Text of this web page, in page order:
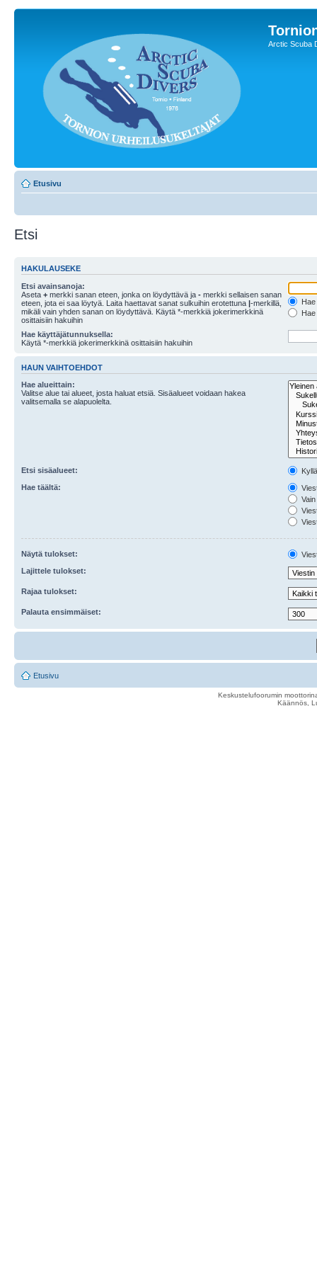
Arctic Scuba
Etusivu
Etsi
HAKULAUSEKE
Etsi avainsanoja:
Aseta + merkki sanan eteen, jonka on löydyttävä ja - merkki sellaisen sanan
eteen, jota ei saa löytyä. Laita haettavat sanat sulkuihin erotettuna |-merkillä,
mikäli vain yhden sanan on löydyttävä. Käytä *-merkkiä jokerimerkkinä
osittaisiin hakuihin
Hae käyttäjätunnuksella:
Käytä *-merkkiä jokerimerkkinä osittaisiin hakuihin
HAUN VAIHTOEHDOT
Hae alueittain:
Valitse alue tai alueet, josta haluat etsiä. Sisäalueet voidaan hakea
valitsemalla se alapuolelta.
Etsi sisäalueet:
Hae täältä:
Näytä tulokset:
Lajittele tulokset:
Rajaa tulokset:
Palauta ensimmäiset:
Etusivu
Keskustelufoorumin
Käännös,